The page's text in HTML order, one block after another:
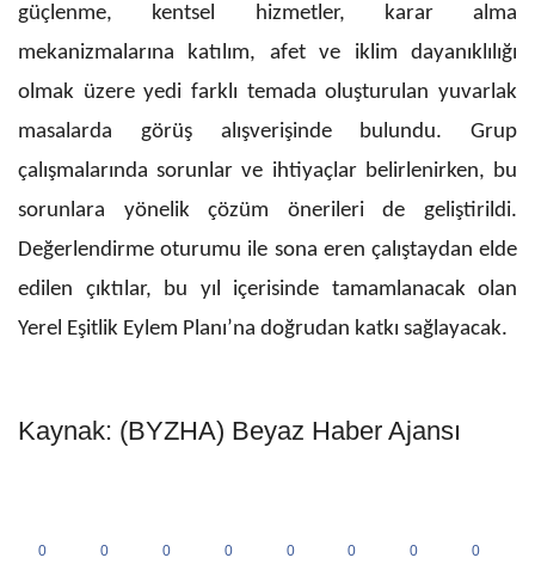
güçlenme, kentsel hizmetler, karar alma
mekanizmalarına katılım, afet ve iklim dayanıklılığı
olmak üzere yedi farklı temada oluşturulan yuvarlak
masalarda görüş alışverişinde bulundu. Grup
çalışmalarında sorunlar ve ihtiyaçlar belirlenirken, bu
sorunlara yönelik çözüm önerileri de geliştirildi.
Değerlendirme oturumu ile sona eren çalıştaydan elde
edilen çıktılar, bu yıl içerisinde tamamlanacak olan
Yerel Eşitlik Eylem Planı’na doğrudan katkı sağlayacak.
Kaynak: (BYZHA) Beyaz Haber Ajansı